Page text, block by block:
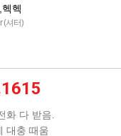
헥
(셔터)
화 다 받음.
대충 때움